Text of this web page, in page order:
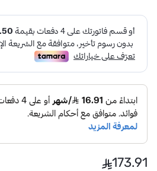
173.91